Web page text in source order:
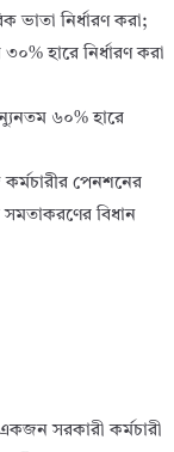
ভাতা নির্ধারণ করা;
হারে নির্ধারণ করা
৬০% হারে
পেনশনের
সমতাকরণের বিধান
সরকারী কর্মচারী